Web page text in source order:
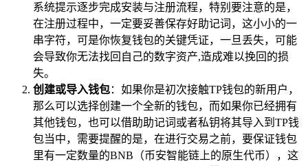
系统提示逐步完成安装与注册流程，特别要注意的是，
在注册过程中，一定要妥善保存好助记词，这小小的一
串字符，可是你恢复钱包的关键凭证，一旦丢失，可能
会导致你无法找回自己的数字资产,造成难以挽回的损
失。
创建或导入钱包：如果你是初次接触TP钱包的新用户，
那么可以选择创建一个全新的钱包，而如果你已经拥有
其他钱包，也可以借助助记词或者私钥将其导入到TP钱
包当中，需要提醒的是，在进行交易之前，要保证钱包
里有一定数量的BNB（币安智能链上的原生代币），这